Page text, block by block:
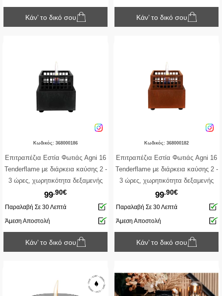
Κάν’ το δικό σου Κάν’ το δικό σου
Κωδικός: 368000186
Επιτραπέζια Εστία Φωτιάς Agni 16
Tenderflame με διάρκεια καύσης 2 -
3 ώρες, χωρητικότητα δεξαμενής
250ml και διαστάσεις
16.5x16.5x17cm - Black
99.90€
Παραλαβή Σε 30 Λεπτά
Άμεση Αποστολή
Κάν’ το δικό σου
Κωδικός: 368000182
Επιτραπέζια Εστία Φωτιάς Agni 16
Tenderflame με διάρκεια καύσης 2 -
3 ώρες, χωρητικότητα δεξαμενής
250ml και διαστάσεις
16.5x16.5x17cm - Corten
99.90€
Παραλαβή Σε 30 Λεπτά
Άμεση Αποστολή
Κάν’ το δικό σου